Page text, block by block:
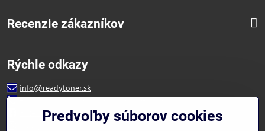
Recenzie zákazníkov
Rýchle odkazy
info@readytoner.sk
+421 944 322 536 (PO-PIA: 09:00- 15:00)
FacebookPredvoľby súborov cookies